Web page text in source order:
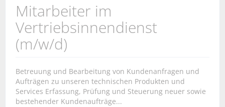
Mitarbeiter im
Vertriebsinnendienst
(m/w/d)
Betreuung und Bearbeitung von Kundenanfragen und
Aufträgen zu unseren technischen Produkten und
Services Erfassung, Prüfung und Steuerung neuer sowie
bestehender Kundenaufträge...